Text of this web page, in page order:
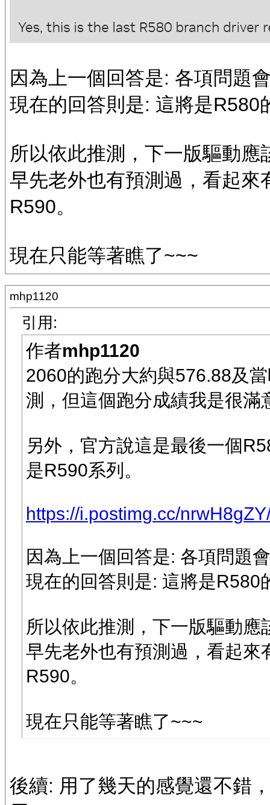
因為上一個回答是: 各項問題
現在的回答則是: 這將是R580
所以依此推測，下一版驅動
早先老外也有預測過，看起
R590。
現在只能等著瞧了~~~
mhp1120
引用:
作者mhp1120
2060的跑分大約與576.88及
測，但這個跑分成績我是很滿
另外，官方說這是最後一個
是R590系列。
https://i.postimg.cc/
因為上一個回答是: 各項問題
現在的回答則是: 這將是R580
所以依此推測，下一版驅動
早先老外也有預測過，看起
R590。
現在只能等著瞧了~~~
後續: 用了幾天的感覺還不錯